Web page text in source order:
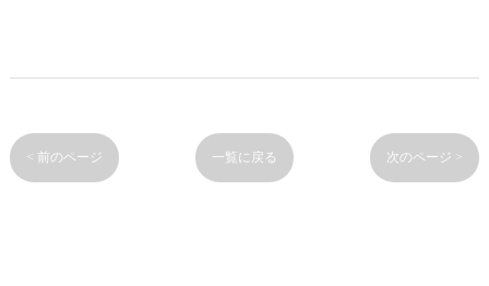
< 前のページ 一覧に戻る 次のページ >